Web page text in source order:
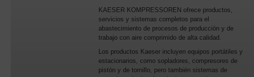
KAESER KOMPRESSOREN ofrece productos,
servicios y sistemas completos para el
abastecimiento de procesos de producción y de
trabajo con aire comprimido de alta calidad.
Los productos Kaeser incluyen equipos portátiles y
estacionarios, como sopladores, compresores de
pistón y de tornillo, pero también sistemas de